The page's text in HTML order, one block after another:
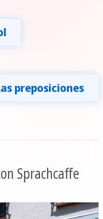
preposiciones
Sprachcaffe